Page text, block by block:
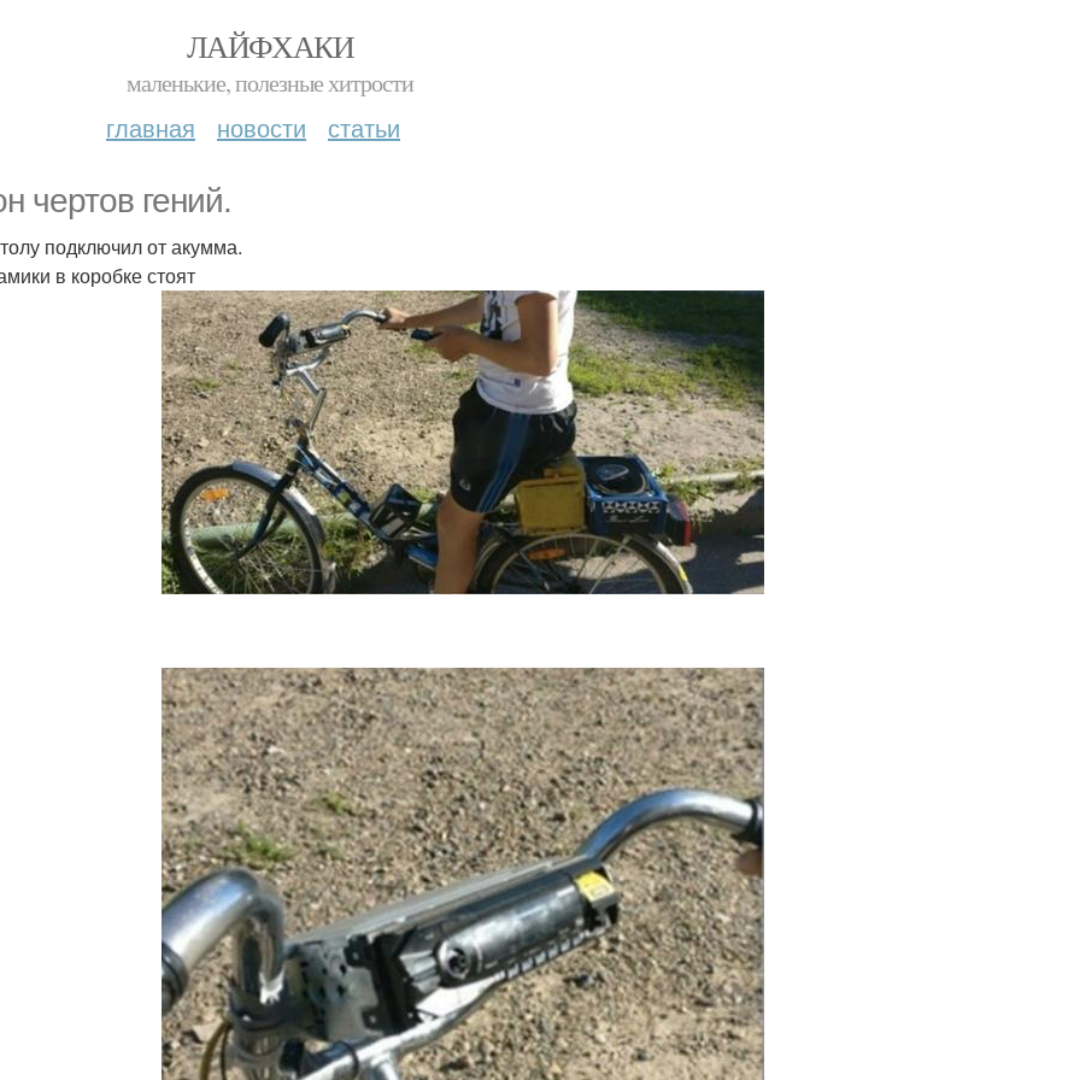
ЛАЙФХАКИ
маленькие, полезные хитрости
главная новости статьи
чертов гений.
подключил от акумма.
в коробке стоят